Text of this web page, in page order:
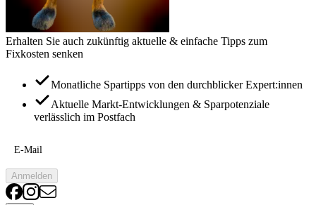
Erhalten Sie auch zukünftig aktuelle & einfache Tipps zum
Fixkosten senken
Monatliche Spartipps von den durchblicker Expert:innen
Aktuelle Markt-Entwicklungen & Sparpotenziale
verlässlich im Postfach
E-Mail
Anmelden